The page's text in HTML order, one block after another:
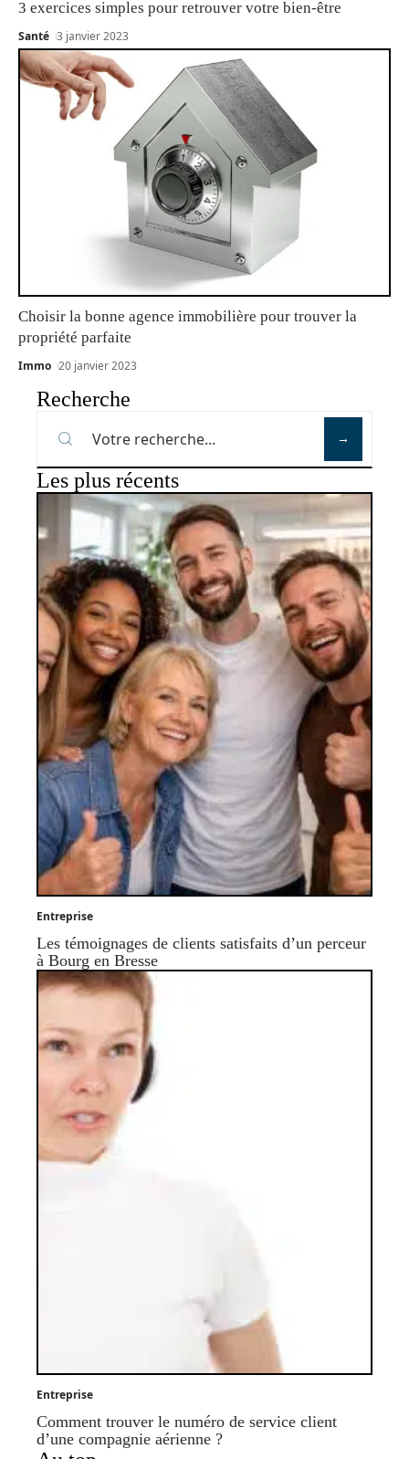
3 exercices simples pour retrouver votre bien-être
Santé 3 janvier 2023
Choisir la bonne agence immobilière pour trouver la
propriété parfaite
Immo 20 janvier 2023
Recherche
Les plus récents
Entreprise
Les témoignages de clients satisfaits d’un perceur
à Bourg en Bresse
Entreprise
Comment trouver le numéro de service client
d’une compagnie aérienne ?